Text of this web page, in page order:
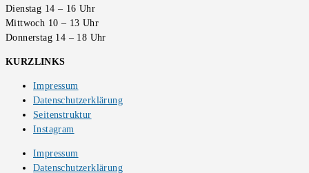
Dienstag 14 – 16 Uhr
Mittwoch 10 – 13 Uhr
Donnerstag 14 – 18 Uhr
KURZLINKS
Impressum
Datenschutzerklärung
Seitenstruktur
Instagram
Impressum
Datenschutzerklärung